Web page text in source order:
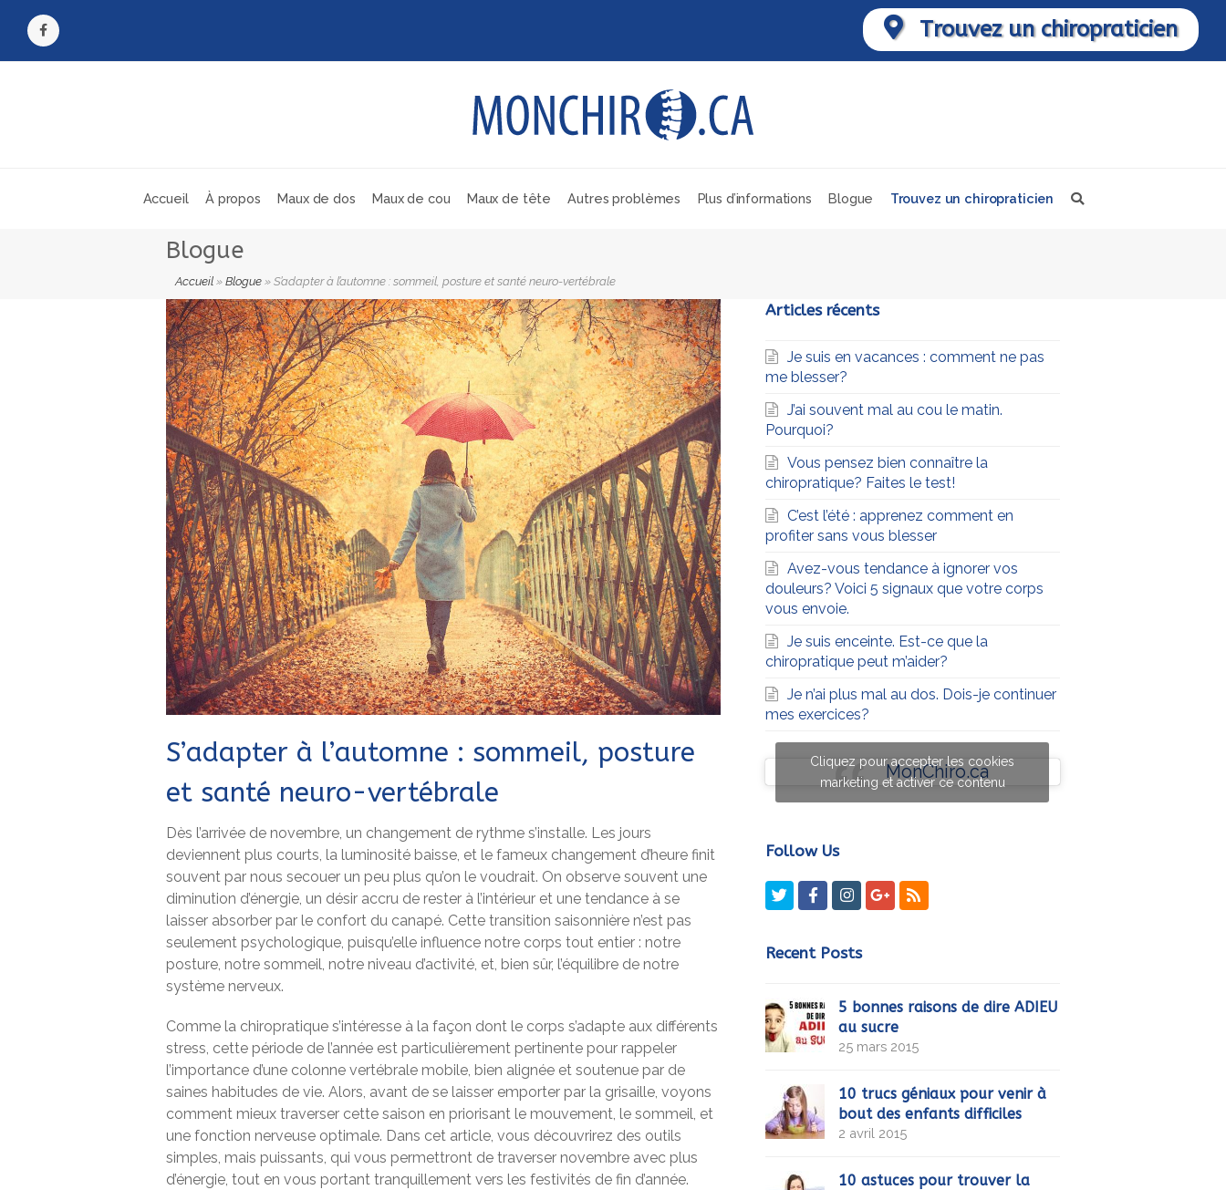
Trouvez un chiropraticien
Facebook
Accueil À propos Maux de dos Maux de cou Maux de tête Autres problèmes Plus d’informations Blogue Trouvez un chiropraticien
Blogue
Accueil » Blogue » S’adapter à l’automne : sommeil, posture et santé neuro-vertébrale
S’adapter à l’automne : sommeil, posture
et santé neuro-vertébrale
Dès l’arrivée de novembre, un changement de rythme s’installe. Les jours
deviennent plus courts, la luminosité baisse, et le fameux changement d’heure finit
souvent par nous secouer un peu plus qu’on le voudrait. On observe souvent une
diminution d’énergie, un désir accru de rester à l’intérieur et une tendance à se
laisser absorber par le confort du canapé. Cette transition saisonnière n’est pas
seulement psychologique, puisqu’elle influence notre corps tout entier : notre
posture, notre sommeil, notre niveau d’activité, et, bien sûr, l’équilibre de notre
système nerveux.
Comme la chiropratique s’intéresse à la façon dont le corps s’adapte aux différents
stress, cette période de l’année est particulièrement pertinente pour rappeler
l’importance d’une colonne vertébrale mobile, bien alignée et soutenue par de
saines habitudes de vie. Alors, avant de se laisser emporter par la grisaille, voyons
comment mieux traverser cette saison en priorisant le mouvement, le sommeil, et
une fonction nerveuse optimale. Dans cet article, vous découvrirez des outils
simples, mais puissants, qui vous permettront de traverser novembre avec plus
d’énergie, tout en vous portant tranquillement vers les festivités de fin d’année.
Articles récents
Je suis en vacances : comment ne pas
me blesser?
J’ai souvent mal au cou le matin.
Pourquoi?
Vous pensez bien connaître la
chiropratique? Faites le test!
C’est l’été : apprenez comment en
profiter sans vous blesser
Avez-vous tendance à ignorer vos
douleurs? Voici 5 signaux que votre corps
vous envoie.
Je suis enceinte. Est-ce que la
chiropratique peut m’aider?
Je n’ai plus mal au dos. Dois-je continuer
mes exercices?
MonChiro.ca
Cliquez pour accepter les cookies
marketing et activer ce contenu
Cliquez pour accepter les cookies
Follow Us
TwitterFacebookInstagramGooglePlus
RSS
Recent Posts
5 bonnes raisons de dire ADIEU
au sucre
25 mars 2015
10 trucs géniaux pour venir à
bout des enfants difficiles
2 avril 2015
10 astuces pour trouver la